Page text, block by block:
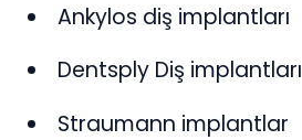
Ankylos diş implantları
Dentsply Diş implantları
Straumann implantlar